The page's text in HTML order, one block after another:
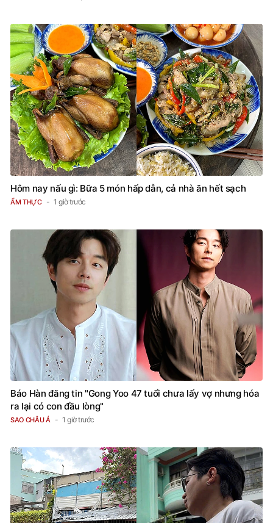
Hôm nay nấu gì: Bữa 5 món hấp dẫn, cả nhà ăn hết sạch
ẨM THỰC 1 giờ trước
Báo Hàn đăng tin "Gong Yoo 47 tuổi chưa lấy vợ nhưng hóa
ra lại có con đầu lòng"
SAO CHÂU Á 1 giờ trước